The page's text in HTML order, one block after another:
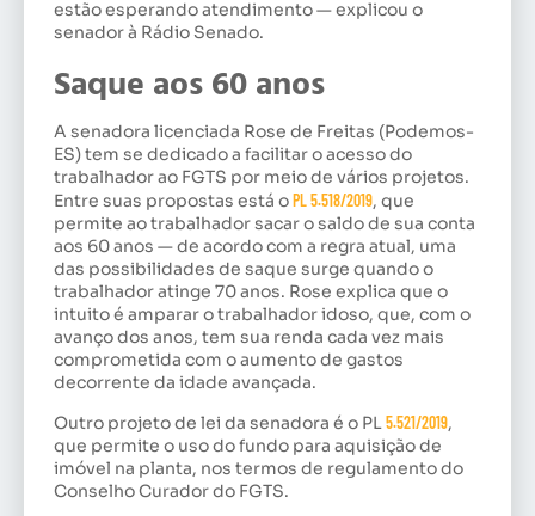
estão esperando atendimento — explicou o
senador à Rádio Senado.
Saque aos 60 anos
A senadora licenciada Rose de Freitas (Podemos-
ES) tem se dedicado a facilitar o acesso do
trabalhador ao FGTS por meio de vários projetos.
Entre suas propostas está oPL 5.518/2019, que
permite ao trabalhador sacar o saldo de sua conta
aos 60 anos — de acordo com a regra atual, uma
das possibilidades de saque surge quando o
trabalhador atinge 70 anos. Rose explica que o
intuito é amparar o trabalhador idoso, que, com o
avanço dos anos, tem sua renda cada vez mais
comprometida com o aumento de gastos
decorrente da idade avançada.
Outro projeto de lei da senadora é o PL5.521/2019,
que permite o uso do fundo para aquisição de
imóvel na planta, nos termos de regulamento do
Conselho Curador do FGTS.